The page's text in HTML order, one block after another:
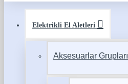
Elektrikli El Aletleri
Aksesuarlar Grupları